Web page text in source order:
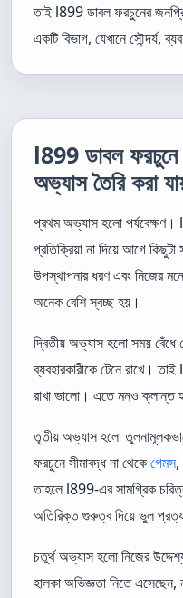
তাই l899 ডাবল ফরচুনের
একটি বিভাগ, যেখানে সৌন্দর্য,
l899 ডাবল ফরচুনে
অভ্যাস তৈরি করা
প্রথম অভ্যাস হলো
প্রতিক্রিয়া না দিয়ে আগে
উপস্থাপনার ধরণ এবং নিজের
অনেক বেশি স্বচ্ছ হয়।
দ্বিতীয় অভ্যাস হলো সময়
ব্যবহারকারীকে টেনে রাখে।
রাখা ভালো। এতে মনও ক্লান্ত
তৃতীয় অভ্যাস হলো
ফরচুনে সীমাবদ্ধ না থেকেগেমস,
তাহলে l899-এর সামগ্রিক
অতিরিক্ত গুরুত্ব দিয়ে ভুল
চতুর্থ অভ্যাস হলো নিজের
হালকা অভিজ্ঞতা নিতে এসেছেন,